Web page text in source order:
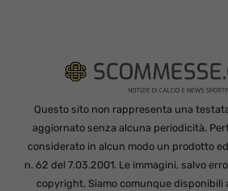
Questo sito non rappresenta una
aggiornato senza alcuna periodicità.
considerato in alcun modo un prodotto
n. 62 del 7.03.2001. Le immagini, salvo
copyright. Siamo comunque disponibili